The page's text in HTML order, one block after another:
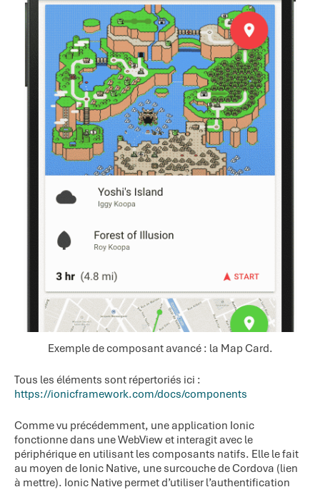
Exemple de composant avancé : la Map Card.
Tous les éléments sont répertoriés ici :
https://ionicframework.com/docs/components
Comme vu précédemment, une application Ionic
fonctionne dans une WebView et interagit avec le
périphérique en utilisant les composants natifs. Elle le fait
au moyen de Ionic Native, une surcouche de Cordova (lien
à mettre). Ionic Native permet d’utiliser l’authentification